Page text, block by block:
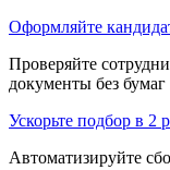
Оформляйте
Проверяйте
документы без
Ускорьте подбор в 2
Автоматизируйте